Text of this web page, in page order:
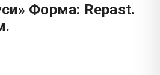
Форма: Repast.